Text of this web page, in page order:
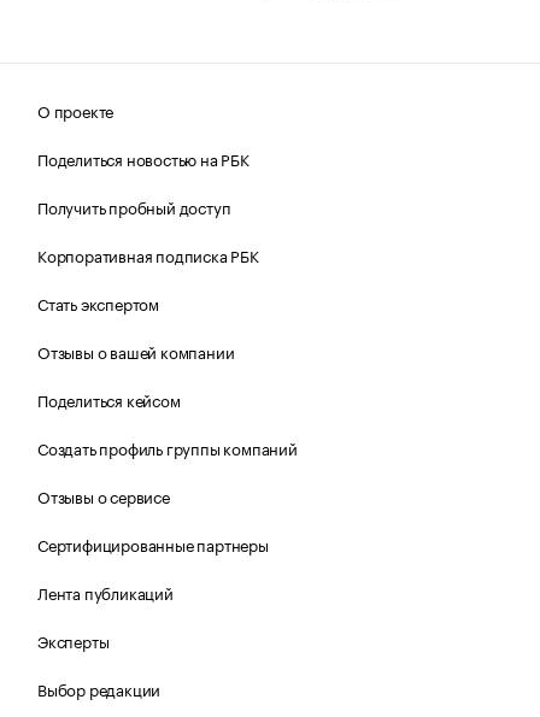
О проекте
Поделиться новостью на РБК
Получить пробный доступ
Корпоративная подписка РБК
Стать экспертом
Отзывы о вашей компании
Поделиться кейсом
Создать профиль группы компаний
Отзывы о сервисе
Сертифицированные партнеры
Лента публикаций
Эксперты
Выбор редакции